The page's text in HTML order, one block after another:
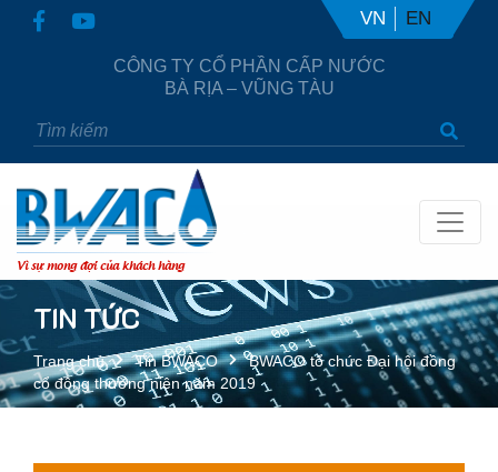
CÔNG TY CỔ PHẦN CẤP NƯỚC
BÀ RỊA – VŨNG TÀU
VN EN
Vì sự mong đợi của khách hàng
TIN TỨC
Trang chủ Tin BWACO
BWACO tổ chức Đại hội đồng
cổ đông thường niên năm 2019